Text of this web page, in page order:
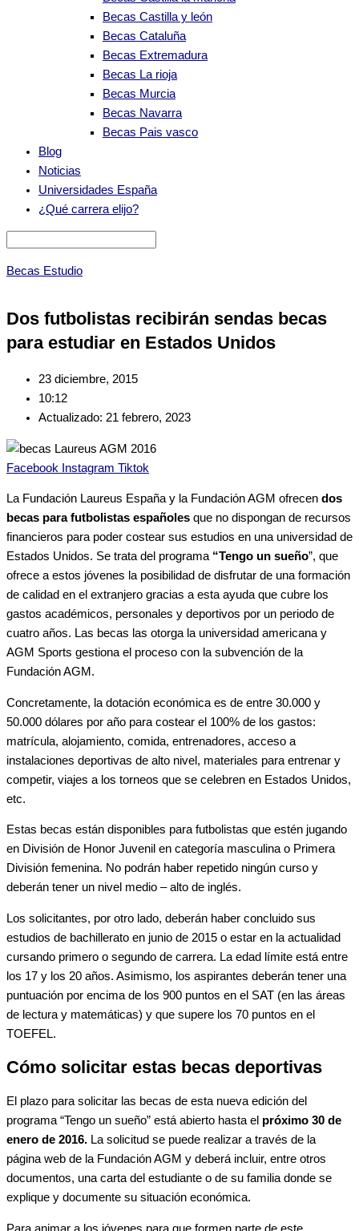
Becas Castilla y león
Becas Cataluña
Becas Extremadura
Becas La rioja
Becas Murcia
Becas Navarra
Becas Pais vasco
Blog
Noticias
Universidades España
¿Qué carrera elijo?
Becas Estudio
Dos futbolistas recibirán sendas becas
para estudiar en Estados Unidos
23 diciembre, 2015
10:12
Actualizado: 21 febrero, 2023
Facebook Instagram Tiktok
La Fundación Laureus España y la Fundación AGM ofrecen dos
becas para futbolistas españoles que no dispongan de recursos
financieros para poder costear sus estudios en una universidad de
Estados Unidos. Se trata del programa “Tengo un sueño”, que
ofrece a estos jóvenes la posibilidad de disfrutar de una formación
de calidad en el extranjero gracias a esta ayuda que cubre los
gastos académicos, personales y deportivos por un periodo de
cuatro años. Las becas las otorga la universidad americana y
AGM Sports gestiona el proceso con la subvención de la
Fundación AGM.
Concretamente, la dotación económica es de entre 30.000 y
50.000 dólares por año para costear el 100% de los gastos:
matrícula, alojamiento, comida, entrenadores, acceso a
instalaciones deportivas de alto nivel, materiales para entrenar y
competir, viajes a los torneos que se celebren en Estados Unidos,
etc.
Estas becas están disponibles para futbolistas que estén jugando
en División de Honor Juvenil en categoría masculina o Primera
División femenina. No podrán haber repetido ningún curso y
deberán tener un nivel medio – alto de inglés.
Los solicitantes, por otro lado, deberán haber concluido sus
estudios de bachillerato en junio de 2015 o estar en la actualidad
cursando primero o segundo de carrera. La edad límite está entre
los 17 y los 20 años. Asimismo, los aspirantes deberán tener una
puntuación por encima de los 900 puntos en el SAT (en las áreas
de lectura y matemáticas) y que supere los 70 puntos en el
TOEFEL.
Cómo solicitar estas becas deportivas
El plazo para solicitar las becas de esta nueva edición del
programa “Tengo un sueño” está abierto hasta el próximo 30 de
enero de 2016. La solicitud se puede realizar a través de la
página web de la Fundación AGM y deberá incluir, entre otros
documentos, una carta del estudiante o de su familia donde se
explique y documente su situación económica.
Para animar a los jóvenes para que formen parte de este